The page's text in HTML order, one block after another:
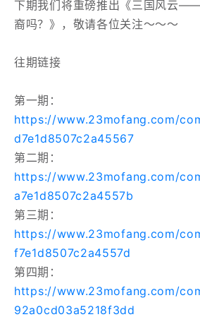
下期我们将重磅推出《三国风云
裔吗？》，敬请各位关注～～～
往期链接
第一期：
https://www.23mofang.com/
d7e1d8507c2a45567
第二期：
https://www.23mofang.com/
a7e1d8507c2a4557b
第三期：
https://www.23mofang.com/
f7e1d8507c2a4557d
第四期：
https://www.23mofang.com/
92a0cd03a5218f3dd